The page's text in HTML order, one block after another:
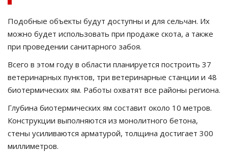
Подобные объекты будут доступны и для сельчан. Их
можно будет использовать при продаже скота, а также
при проведении санитарного забоя.
Всего в этом году в области планируется построить 37
ветеринарных пунктов, три ветеринарные станции и 48
биотермических ям. Работы охватят все районы региона.
Глубина биотермических ям составит около 10 метров.
Конструкции выполняются из монолитного бетона,
стены усиливаются арматурой, толщина достигает 300
миллиметров.